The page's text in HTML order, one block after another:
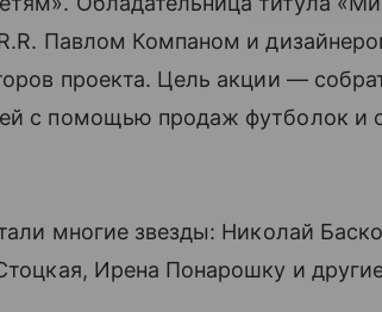
Павлом Компаном и
проекта. Цель акции —
с помощью продаж футболок и
многие звезды: Николай
Ирена Понарошку и